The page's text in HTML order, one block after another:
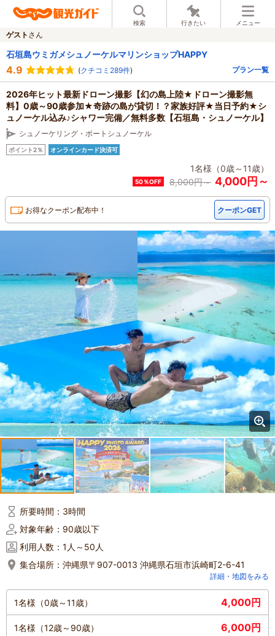
検索 行きたい メニュー
ゲスト さん
石垣島ウミガメシュノーケルマリンショップHAPPY
4.9 (クチコミ289件) プラン一覧
2026年ヒット最新ドローン撮影【幻の島上陸★ドローン撮影無
料】0歳～90歳参加★奇跡の島が貸切！？家族好評★当日予約★シ
ュノーケル込み♪シャワー完備／無料多数【石垣島・シュノーケル】
シュノーケリング・ボートシュノーケル
ポイント2％ オンラインカード決済可
1名様（0歳～11歳）
50％OFF 8,000円～ 4,000円～
お得なクーポン配布中！ クーポンGET
所要時間： 3時間
対象年齢： 90歳以下
利用人数： 1人～50人
集合場所： 沖縄県〒907-0013 沖縄県石垣市浜崎町2-6-41
詳細・地図をみる
1名様（0歳～11歳） 4,000円
1名様（12歳～90歳） 6,000円